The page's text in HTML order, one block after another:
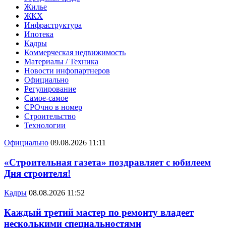
Жилье
ЖКХ
Инфраструктура
Ипотека
Кадры
Коммерческая недвижимость
Материалы / Техника
Новости инфопартнеров
Официально
Регулирование
Самое-самое
СРОчно в номер
Строительство
Технологии
Официально 09.08.2026 11:11
«Строительная газета» поздравляет с юбилеем
Дня строителя!
Кадры 08.08.2026 11:52
Каждый третий мастер по ремонту владеет
несколькими специальностями